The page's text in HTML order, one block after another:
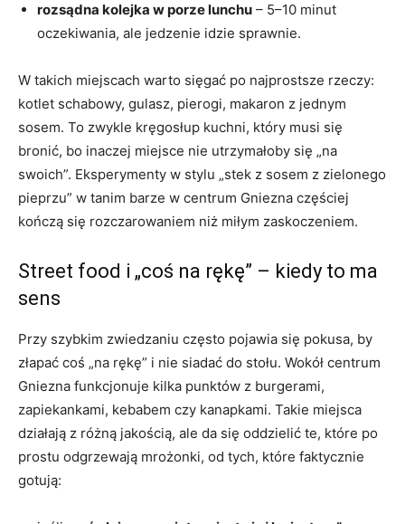
rozsądna kolejka w porze lunchu – 5–10 minut
oczekiwania, ale jedzenie idzie sprawnie.
W takich miejscach warto sięgać po najprostsze rzeczy:
kotlet schabowy, gulasz, pierogi, makaron z jednym
sosem. To zwykle kręgosłup kuchni, który musi się
bronić, bo inaczej miejsce nie utrzymałoby się „na
swoich”. Eksperymenty w stylu „stek z sosem z zielonego
pieprzu” w tanim barze w centrum Gniezna częściej
kończą się rozczarowaniem niż miłym zaskoczeniem.
Street food i „coś na rękę” – kiedy to ma
sens
Przy szybkim zwiedzaniu często pojawia się pokusa, by
złapać coś „na rękę” i nie siadać do stołu. Wokół centrum
Gniezna funkcjonuje kilka punktów z burgerami,
zapiekankami, kebabem czy kanapkami. Takie miejsca
działają z różną jakością, ale da się oddzielić te, które po
prostu odgrzewają mrożonki, od tych, które faktycznie
gotują: